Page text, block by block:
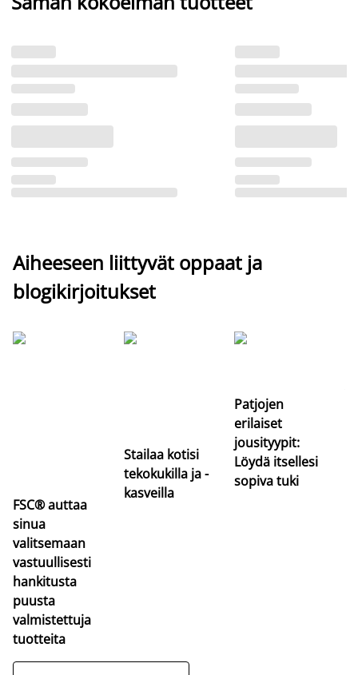
Aiheeseen liittyvät oppaat ja
blogikirjoitukset
FSC® auttaa
sinua
valitsemaan
vastuullisesti
hankitusta
puusta
valmistettuja
tuotteita
Stailaa kotisi
tekokukilla ja -
kasveilla
Patjojen
erilaiset
jousityypit:
Löydä itsellesi
sopiva tuki